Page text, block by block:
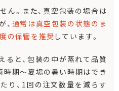
ん。また、真空包装の場合は
通常は真空包装の状態のま
の保管を推奨 しています。
ると、包装の中が蒸れて品質
時期～夏場の暑い時期はでき
り、1回の注文数量を減らす